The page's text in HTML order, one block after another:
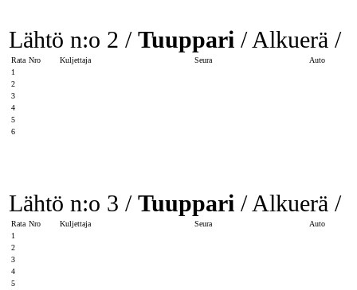
Lähtö n:o 2 / Tuuppari / Alkuerä /
Rata Nro Kuljettaja Seura
Auto
1
2
3
4
5
6
Lähtö n:o 3 / Tuuppari / Alkuerä /
Rata Nro Kuljettaja Seura
Auto
1
2
3
4
5